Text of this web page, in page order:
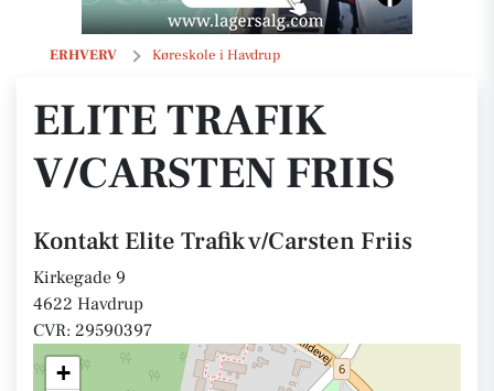
ERHVERV Køreskole i Havdrup
Elite Trafik v/Carsten Friis
ELITE TRAFIK
V/CARSTEN FRIIS
Kontakt Elite Trafik v/Carsten Friis
Kirkegade 9
4622 Havdrup
CVR: 29590397
+